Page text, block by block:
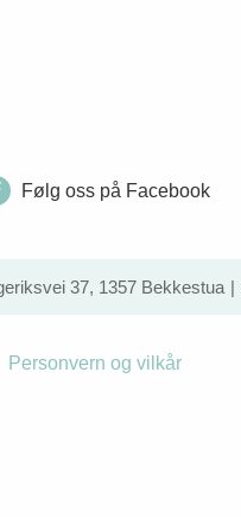
Følg oss på Facebook
37, 1357 Bekkestua
Personvern og vilkår